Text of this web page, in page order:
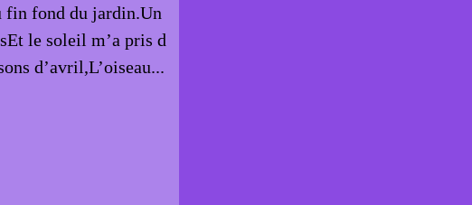
fin fond du jardin.Un
le soleil m’a pris d
d’avril,L’oiseau...